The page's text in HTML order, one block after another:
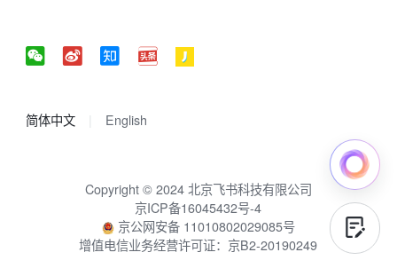
简体中文 English
Copyright © 2024 北京飞书科技有限公司
京ICP备16045432号-4
京公网安备 11010802029085号
增值电信业务经营许可证：京B2-20190249